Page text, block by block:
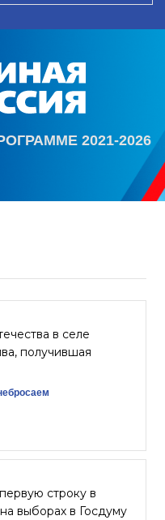
2021-2026
в селе
получившая
строку в
выборах в Госдуму